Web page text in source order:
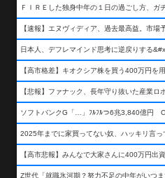
ＦＩＲＥした独身中年の１日の過ごし方、ガ
【速報】エヌヴィディア、過去最高益。市
日本人、デフレマインド思考に逆戻りする
ソフトバンクG「…」ﾌﾙﾌﾙつ6兆3,840億円